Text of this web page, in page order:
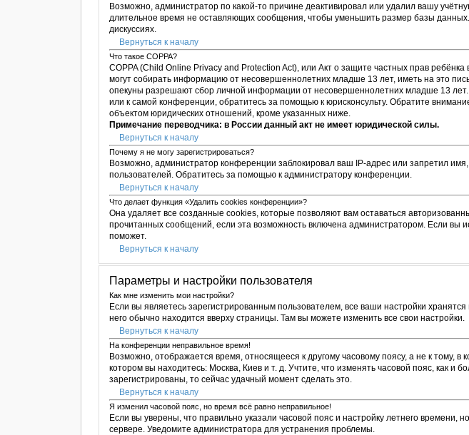
Возможно, администратор по какой-то причине деактивировал или удалил вашу
длительное время не оставляющих сообщения, чтобы уменьшить размер базы
дискуссиях.
Вернуться к началу
Что такое COPPA?
COPPA (Child Online Privacy and Protection Act), или Акт о защите частных прав
могут собирать информацию от несовершеннолетних младше 13 лет, иметь на это
опекуны разрешают сбор личной информации от несовершеннолетних младше 13
или к самой конференции, обратитесь за помощью к юрисконсульту. Обратите
объектом юридических отношений, кроме указанных ниже.
Примечание переводчика: в России данный акт не имеет юридической силы.
Вернуться к началу
Почему я не могу зарегистрироваться?
Возможно, администратор конференции заблокировал ваш IP-адрес или запретил
пользователей. Обратитесь за помощью к администратору конференции.
Вернуться к началу
Что делает функция «Удалить cookies конференции»?
Она удаляет все созданные cookies, которые позволяют вам оставаться
прочитанных сообщений, если эта возможность включена администратором. Если
поможет.
Вернуться к началу
Параметры и настройки пользователя
Как мне изменить мои настройки?
Если вы являетесь зарегистрированным пользователем, все ваши настройки
него обычно находится вверху страницы. Там вы можете изменить все свои настройки.
Вернуться к началу
На конференции неправильное время!
Возможно, отображается время, относящееся к другому часовому поясу, а не к тому,
котором вы находитесь: Москва, Киев и т. д. Учтите, что изменять часовой пояс, как и
зарегистрированы, то сейчас удачный момент сделать это.
Вернуться к началу
Я изменил часовой пояс, но время всё равно неправильное!
Если вы уверены, что правильно указали часовой пояс и настройку летнего
сервере. Уведомите администратора для устранения проблемы.